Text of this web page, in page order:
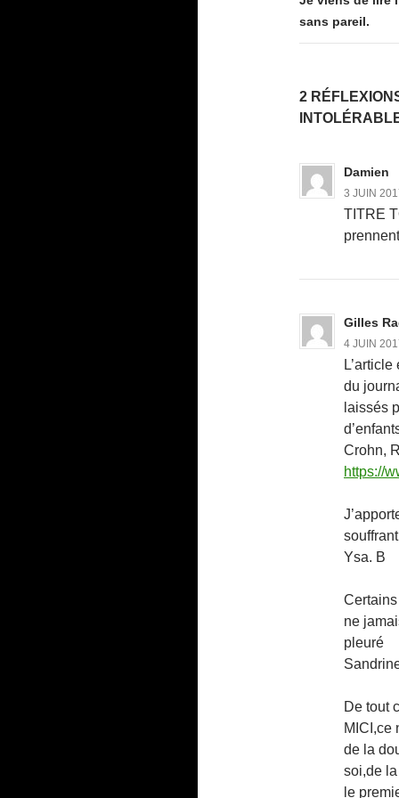
sans pareil.
2
Damien
3 JUIN
TITRE
Gilles
4 JUIN
du
laissés
Crohn,
https://
Ysa. B
ne
pleuré
De tout
MICI,ce
de la
soi,de
le